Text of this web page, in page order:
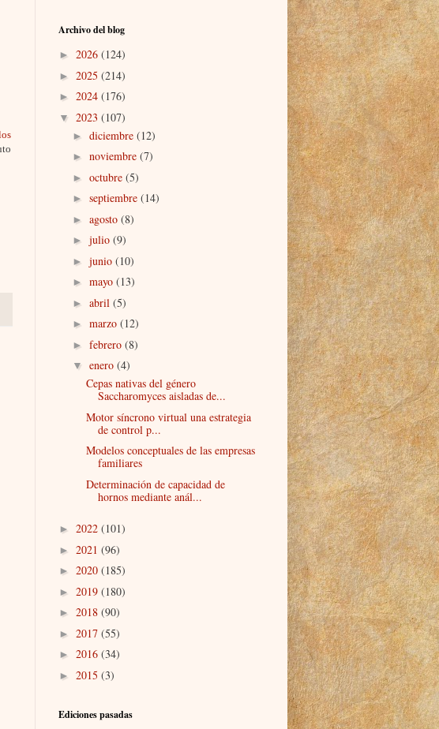
Archivo del blog
► 2026 (124)
► 2025 (214)
► 2024 (176)
▼ 2023 (107)
► diciembre (12)
► noviembre (7)
► octubre (5)
► septiembre (14)
► agosto (8)
► julio (9)
► junio (10)
► mayo (13)
► abril (5)
► marzo (12)
► febrero (8)
▼ enero (4)
Cepas nativas del género
Saccharomyces aisladas de...
Motor síncrono virtual una estrategia
de control p...
Modelos conceptuales de las empresas
familiares
Determinación de capacidad de
hornos mediante anál...
► 2022 (101)
► 2021 (96)
► 2020 (185)
► 2019 (180)
► 2018 (90)
► 2017 (55)
► 2016 (34)
► 2015 (3)
Ediciones pasadas